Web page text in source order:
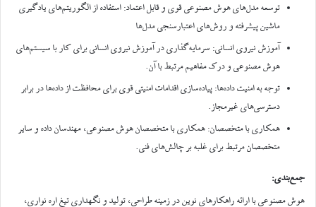
توسعه مدل‌های هوش مصنوعی قوی و قابل اعتماد: استفاده از الگوریتم‌های یادگیری
ماشین پیشرفته و روش‌های اعتبارسنجی مدل‌ها
آموزش نیروی انسانی: سرمایه‌گذاری در آموزش نیروی انسانی برای کار با سیستم‌های
هوش مصنوعی و درک مفاهیم مرتبط با آن.
توجه به امنیت داده‌ها: پیاده‌سازی اقدامات امنیتی قوی برای محافظت از داده‌ها در برابر
دسترسی‌های غیرمجاز.
همکاری با متخصصان: همکاری با متخصصان هوش مصنوعی، مهندسان داده و سایر
متخصصان مرتبط برای غلبه بر چالش‌های فنی.
جمع‌بندی:
هوش مصنوعی با ارائه راهکارهای نوین در زمینه طراحی، تولید و نگهداری تیغ اره نواری،